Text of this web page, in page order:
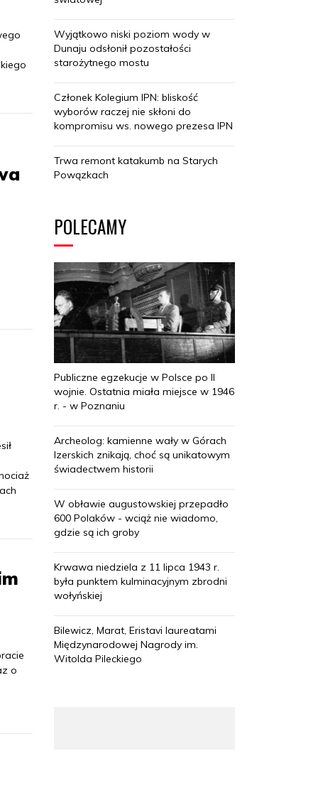
o
Wyjątkowo niski poziom wody w
Dunaju odsłonił pozostałości
starożytnego mostu
Członek Kolegium IPN: bliskość
wyborów raczej nie skłoni do
kompromisu ws. nowego prezesa IPN
Trwa remont katakumb na Starych
Powązkach
POLECAMY
Publiczne egzekucje w Polsce po II
wojnie. Ostatnia miała miejsce w 1946
r. - w Poznaniu
Archeolog: kamienne wały w Górach
Izerskich znikają, choć są unikatowym
świadectwem historii
W obławie augustowskiej przepadło
600 Polaków - wciąż nie wiadomo,
gdzie są ich groby
Krwawa niedziela z 11 lipca 1943 r.
była punktem kulminacyjnym zbrodni
wołyńskiej
Bilewicz, Marat, Eristavi laureatami
Międzynarodowej Nagrody im.
Witolda Pileckiego